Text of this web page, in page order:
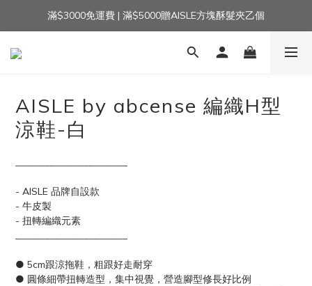
加入官方LINE｜領$100 👉
滿$3000免運費 | 滿$5000贈AISLE方塊酥髮夾乙個
加入官方LINE｜領$100 👉
AISLE by abcense 編織H型
涼鞋-白
- AISLE 品牌自設款
- 牛皮製
- 扭轉編織元素
● 5cm跟涼拖鞋，粗跟好走耐穿
● 圓條細帶扭轉造型，集中視覺，營造腳型修長好比例